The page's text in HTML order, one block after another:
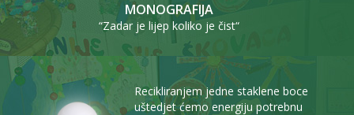
MONOGRAFIJA
“Zadar je lijep koliko je čist“
Recikliranjem jedne staklene boce
uštedjet ćemo energiju potrebnu